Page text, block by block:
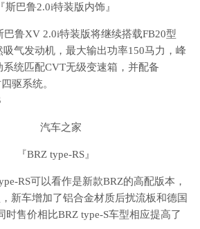
『斯巴鲁2.0i特装版内饰』
鲁XV 2.0i特装版将继续搭载FB20型
气发动机，最大输出功率150马力，峰
系统匹配CVT无级变速箱，并配备
驱系统。
『BRZ type-RS』
RS可以看作是新款BRZ的高配版本，
新车增加了铝合金材质后扰流板和德国
时售价相比BRZ type-S车型相应提高了